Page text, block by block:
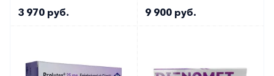
3 970 руб. 9 900 руб.